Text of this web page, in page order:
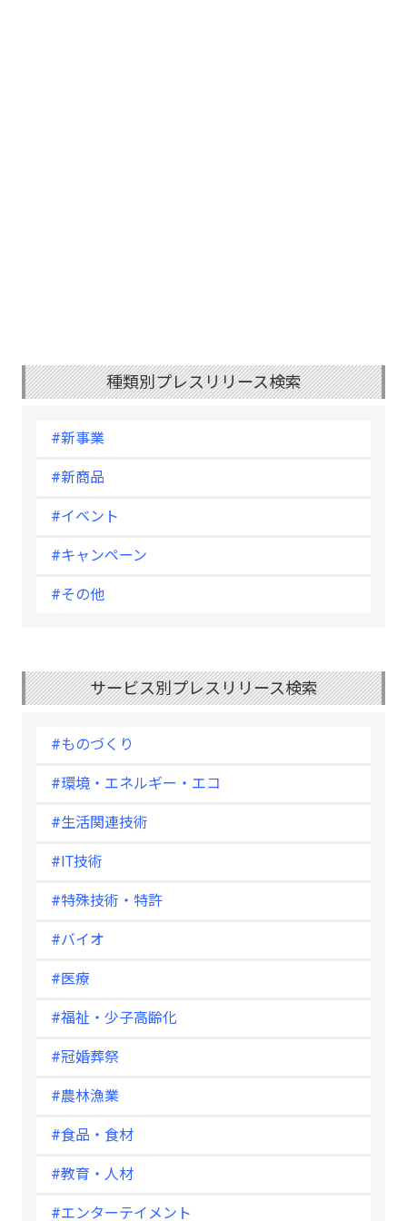
種類別プレスリリース検索
#新事業
#新商品
#イベント
#キャンペーン
#その他
サービス別プレスリリース検索
#ものづくり
#環境・エネルギー・エコ
#生活関連技術
#IT技術
#特殊技術・特許
#バイオ
#医療
#福祉・少子高齢化
#冠婚葬祭
#農林漁業
#食品・食材
#教育・人材
#エンターテイメント